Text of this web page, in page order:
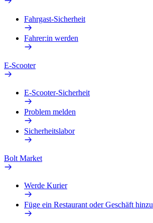
Fahrgast-Sicherheit
Fahrer:in werden
E-Scooter
E-Scooter-Sicherheit
Problem melden
Sicherheitslabor
Bolt Market
Werde Kurier
Füge ein Restaurant oder Geschäft hinzu